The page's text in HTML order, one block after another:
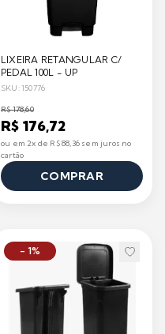
LIXEIRA RETANGULAR C/
PEDAL 100L - UP
SKU: 150776
R$ 178,60
R$ 176,72
ou em 2x de R$ 88,36 sem juros no
cartão
COMPRAR
- 1%